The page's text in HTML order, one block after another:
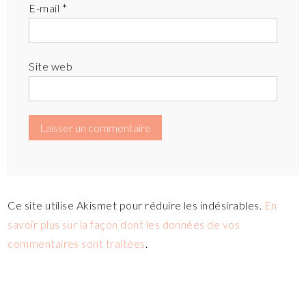
E-mail *
Site web
Ce site utilise Akismet pour réduire les indésirables. En
savoir plus sur la façon dont les données de vos
commentaires sont traitées.